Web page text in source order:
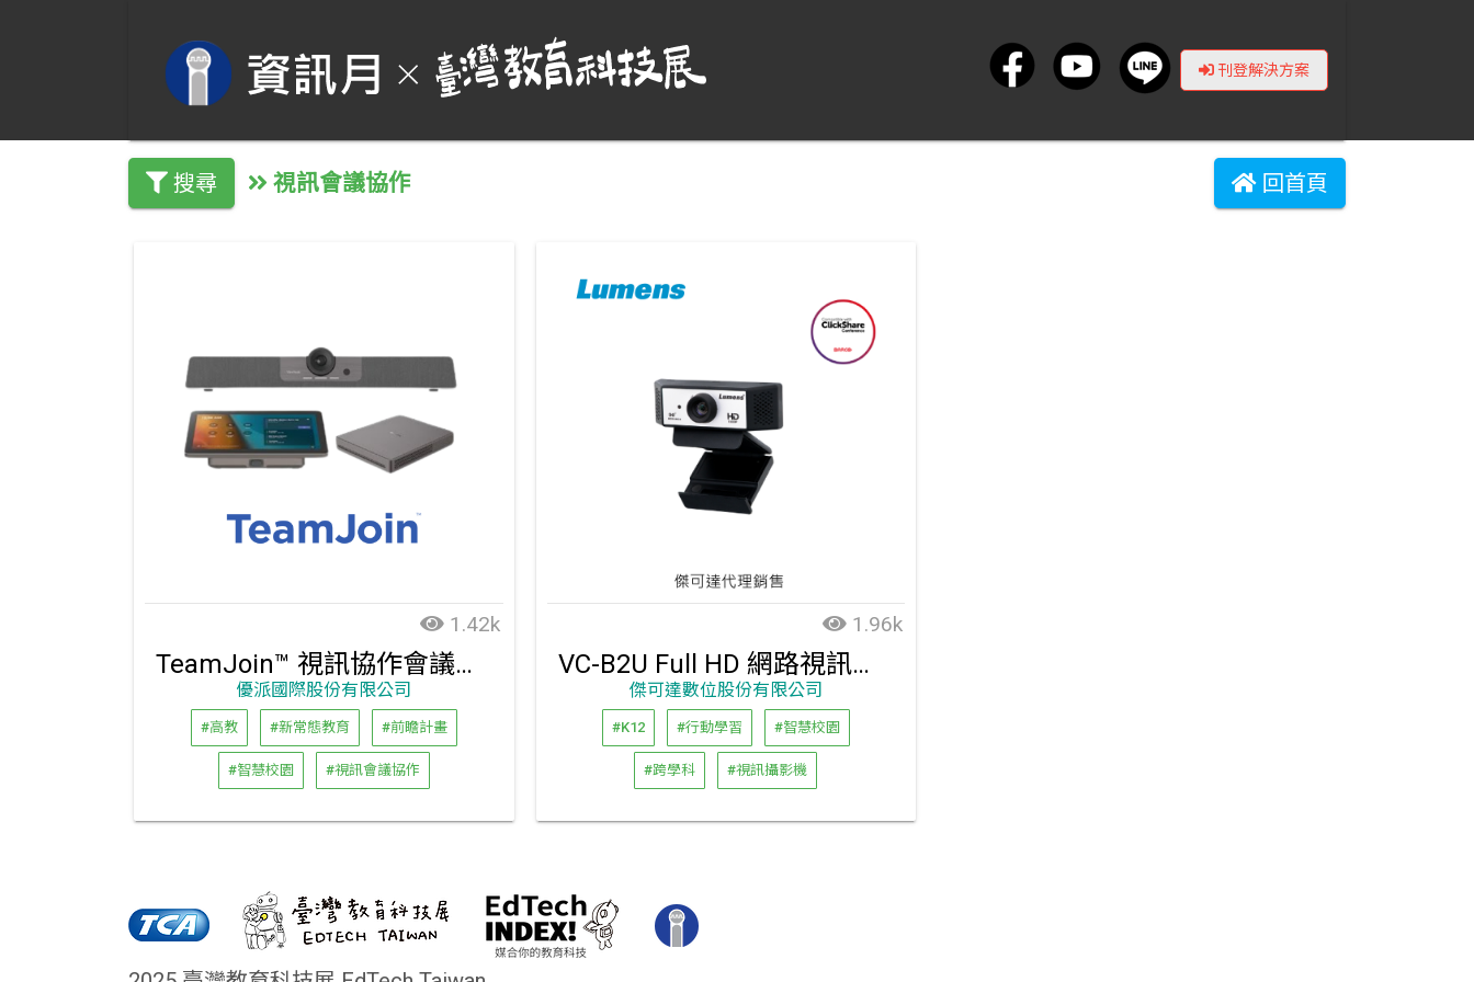
刊登解決方案
搜尋 視訊會議協作 回首頁
1.42k
TeamJoin™ 視訊協作會議解決方案
優派國際股份有限公司
#高教 #新常態教育 #前瞻計畫
#智慧校園 #視訊會議協作
1.96k
VC-B2U Full HD 網路視訊攝影機 ｜傑可達代理銷售
傑可達數位股份有限公司
#K12 #行動學習 #智慧校園
#跨學科 #視訊攝影機